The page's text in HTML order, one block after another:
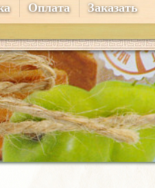
Оплата Заказать